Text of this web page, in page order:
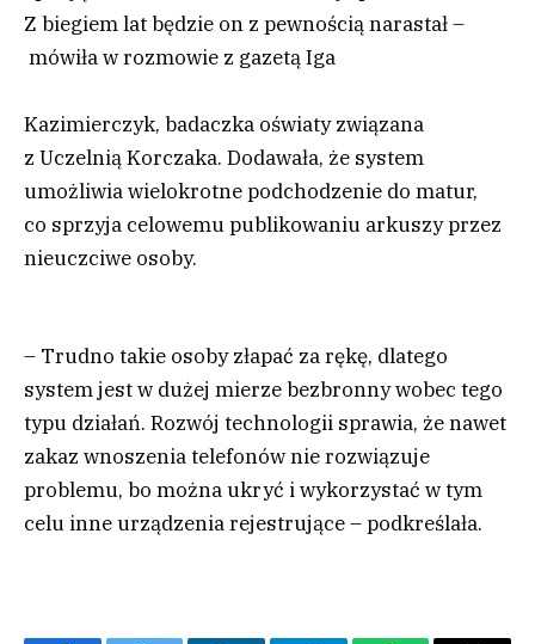
Z biegiem lat będzie on z pewnością narastał –
mówiła w rozmowie z gazetą Iga
Kazimierczyk, badaczka oświaty związana
z Uczelnią Korczaka. Dodawała, że system
umożliwia wielokrotne podchodzenie do matur,
co sprzyja celowemu publikowaniu arkuszy przez
nieuczciwe osoby.
– Trudno takie osoby złapać za rękę, dlatego
system jest w dużej mierze bezbronny wobec tego
typu działań. Rozwój technologii sprawia, że nawet
zakaz wnoszenia telefonów nie rozwiązuje
problemu, bo można ukryć i wykorzystać w tym
celu inne urządzenia rejestrujące – podkreślała.